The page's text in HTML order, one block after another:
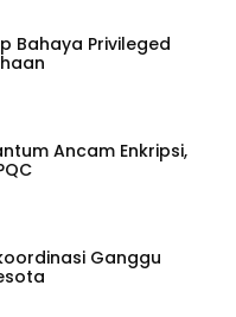
Bahaya Privileged
Ancam Enkripsi,
Ganggu